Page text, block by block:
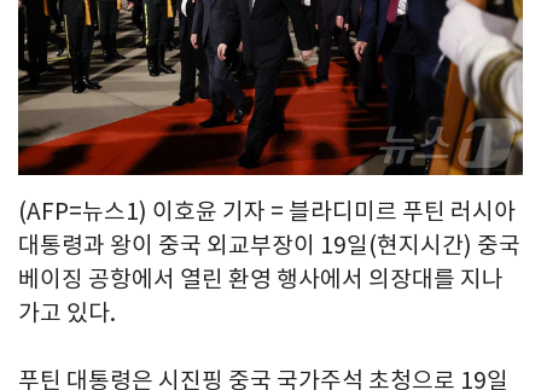
(AFP=뉴스1) 이호윤 기자 = 블라디미르 푸틴 러시아
대통령과 왕이 중국 외교부장이 19일(현지시간) 중국
베이징 공항에서 열린 환영 행사에서 의장대를 지나
가고 있다.
푸틴 대통령은 시진핑 중국 국가주석 초청으로 19일